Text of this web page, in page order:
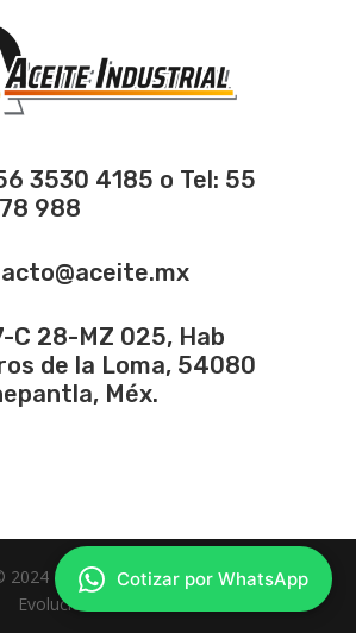
3530 4185 o Tel: 55
988
C 28-MZ 025, Hab
de la Loma, 54080
Méx.
2024 -
Diseño de Paginas Web
Evolucion Web MX
Cotizar por WhatsApp